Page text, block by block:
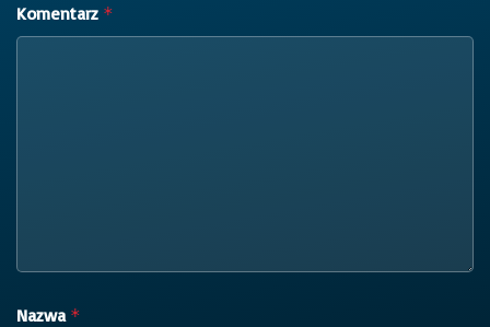
Komentarz *
Nazwa *